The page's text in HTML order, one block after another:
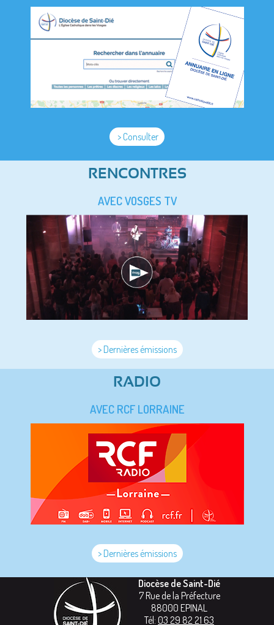
> Consulter
RENCONTRES
AVEC VOSGES TV
> Dernières émissions
RADIO
AVEC RCF LORRAINE
> Dernières émissions
Diocèse de Saint-Dié
7 Rue de la Préfecture
88000 EPINAL
Tél: 03 29 82 21 63